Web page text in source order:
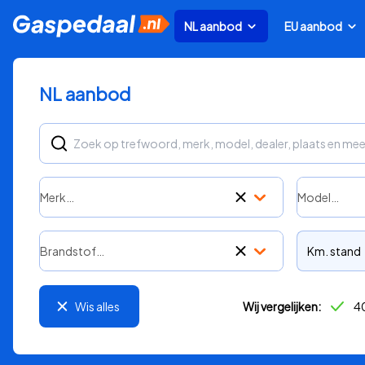
NL aanbod EU aanbod
NL aanbod
Merk… Model…
Brandstof… Km. stand
Wis alles Wij vergelijken: